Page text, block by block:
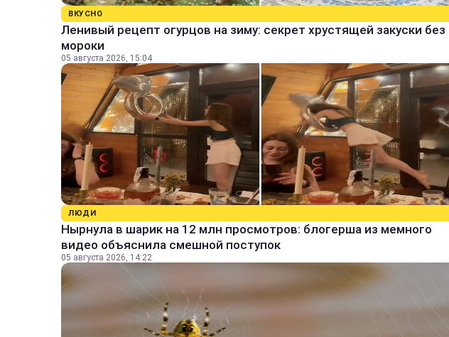
ВКУСНО
Ленивый рецепт огурцов на зиму: секрет хрустящей закуски без
мороки
05 августа 2026, 15:04
ЛЮДИ
Нырнула в шарик на 12 млн просмотров: блогерша из мемного
видео объяснила смешной поступок
05 августа 2026, 14:22